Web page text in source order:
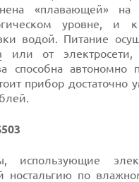
«плавающей» на
уровне, и
водой. Питание
или от электросети,
способна автономно
прибор достаточно
использующие
ностальгию по